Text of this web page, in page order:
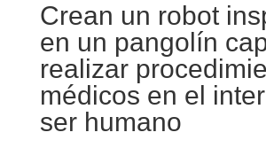
Crean un robot
en un pangolín
realizar
médicos en el
ser humano